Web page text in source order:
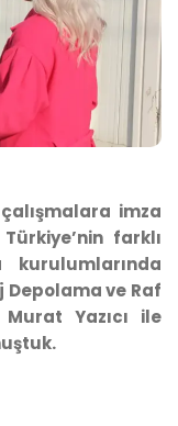
imza
farklı
Depolama ve Raf
Yazıcı ile